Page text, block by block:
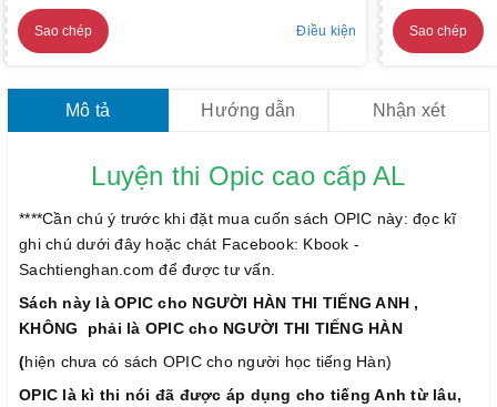
Sao chép Điều kiện Sao chép
Mô tả Hướng dẫn Nhận xét
Luyện thi Opic cao cấp AL
****Cần chú ý trước khi đặt mua cuốn sách OPIC này: đọc kĩ
ghi chú dưới đây hoặc chát Facebook: Kbook -
Sachtienghan.com để được tư vấn.
Sách này là OPIC cho NGƯỜI HÀN THI TIẾNG ANH ,
KHÔNG phải là OPIC cho NGƯỜI THI TIẾNG HÀN
(hiện chưa có sách OPIC cho người học tiếng Hàn)
OPIC là kì thi nói đã được áp dụng cho tiếng Anh từ lâu,